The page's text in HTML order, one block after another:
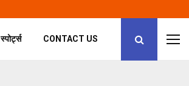
स्पोर्ट्स CONTACT US